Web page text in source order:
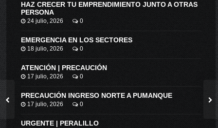
HAZ CRECER TU EMPRENDIMIENTO JUNTO A OTRAS
PERSONA
24 julio, 2026 0
EMERGENCIA EN LOS SECTORES
18 julio, 2026 0
ATENCIÓN | PRECAUCIÓN
17 julio, 2026 0
PRECAUCIÓN INGRESO NORTE A PUMANQUE
17 julio, 2026 0
URGENTE | PERALILLO